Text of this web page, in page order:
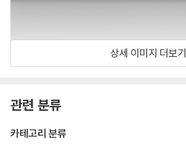
상세 이미지 더보기
관련 분류
카테고리 분류